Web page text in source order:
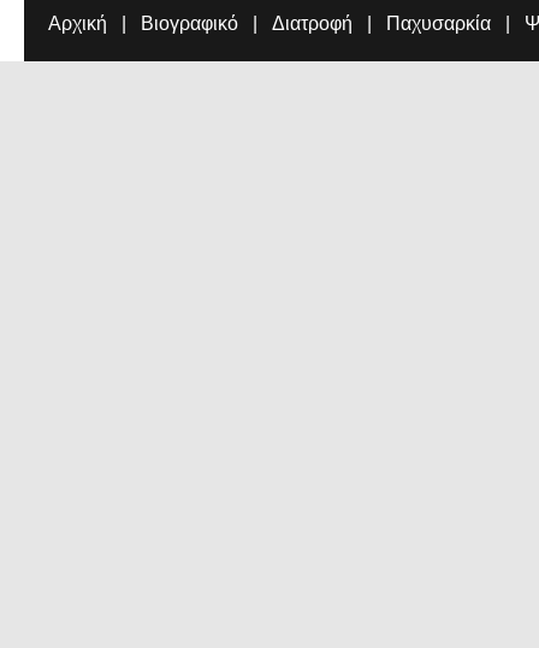
Αρχική Βιογραφικό Διατροφή Παχυσαρκία